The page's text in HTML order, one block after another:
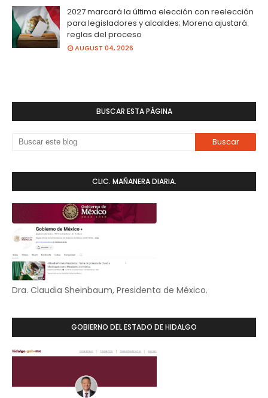
2027 marcará la última elección con reelección
para legisladores y alcaldes; Morena ajustará
reglas del proceso
AUGUST 04, 2026
BUSCAR ESTA PÁGINA
CLIC. MAÑANERA DIARIA.
Dra. Claudia Sheinbaum, Presidenta de México.
GOBIERNO DEL ESTADO DE HIDALGO